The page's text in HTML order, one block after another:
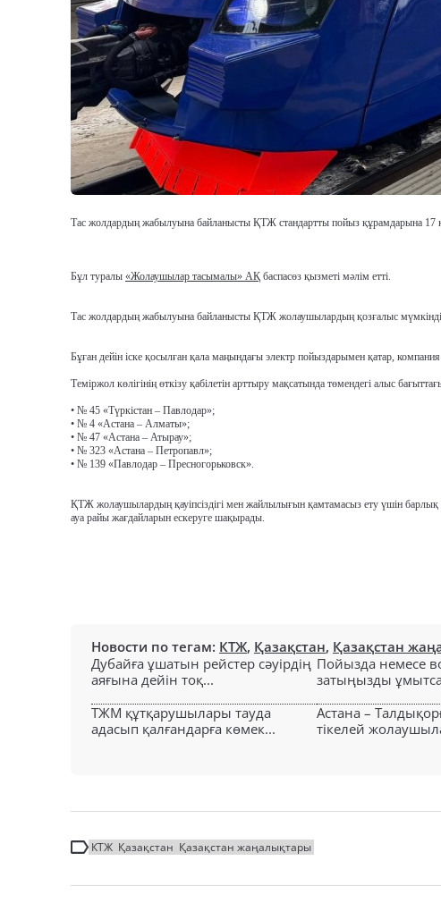
Тас жолдардың жабылуына байланысты ҚТЖ стандартты пойыз құрамдарына 17
Бұл туралы «Жолаушылар тасымалы» АҚ баспасөз қызметі мәлім етті.
Тас жолдардың жабылуына байланысты ҚТЖ жолаушылардың қозғалыс
Бұған дейін іске қосылған қала маңындағы электр пойыздарымен қатар,
Теміржол көлігінің өткізу қабілетін арттыру мақсатында төмендегі алыс
• № 45 «Түркістан – Павлодар»;
• № 4 «Астана – Алматы»;
• № 47 «Астана – Атырау»;
• № 323 «Астана – Петропавл»;
• № 139 «Павлодар – Пресногорьковск».
ҚТЖ жолаушылардың қауіпсіздігі мен жайлылығын қамтамасыз ету үшін
ауа райы жағдайларын ескеруге шақырады.
Новости по тегам: КТЖ, Қазақстан, Қазақстан
Дубайға ұшатын рейстер сәуірдің
аяғына дейін тоқ...
Пойызда немесе
затыңызды
ТЖМ құтқарушылары тауда
адасып қалғандарға көмек...
Астана –
тікелей
КТЖ Қазақстан Қазақстан жаңалықтары